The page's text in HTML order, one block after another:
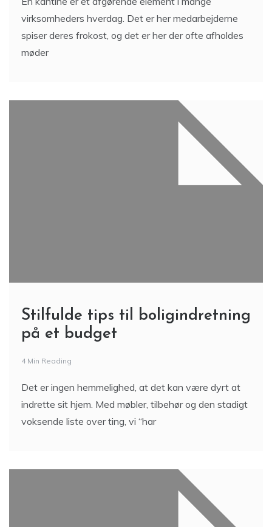
virksomheders hverdag. Det er her medarbejderne
spiser deres frokost, og det er her der ofte afholdes
møder
Stilfulde tips til boligindretning
på et budget
4 Min Reading
Det er ingen hemmelighed, at det kan være dyrt at
indrette sit hjem. Med møbler, tilbehør og den stadigt
voksende liste over ting, vi “har